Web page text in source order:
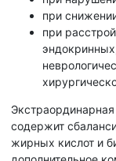
при
при
содержит
жирных кислот и